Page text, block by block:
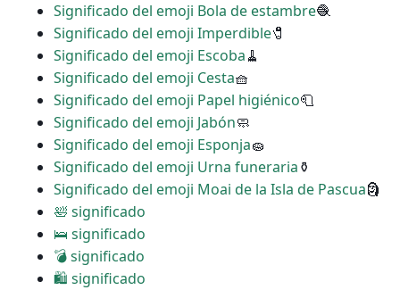
Significado del emoji Bola de estambre🧶
Significado del emoji Imperdible🧷
Significado del emoji Escoba🧹
Significado del emoji Cesta🧺
Significado del emoji Papel higiénico🧻
Significado del emoji Jabón🧼
Significado del emoji Esponja🧽
Significado del emoji Urna funeraria⚱
Significado del emoji Moai de la Isla de Pascua🗿
🛀 significado
🛌 significado
💣 significado
🛍 significado